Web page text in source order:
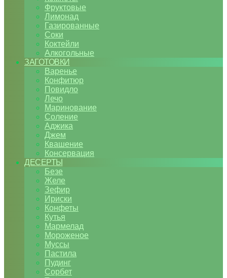
Фруктовые
Лимонад
Газированные
Соки
Коктейли
Алкогольные
ЗАГОТОВКИ
Варенье
Конфитюр
Повидло
Лечо
Маринование
Соление
Аджика
Джем
Квашение
Консервация
ДЕСЕРТЫ
Безе
Желе
Зефир
Ириски
Конфеты
Кутья
Мармелад
Мороженое
Муссы
Пастила
Пудинг
Сорбет